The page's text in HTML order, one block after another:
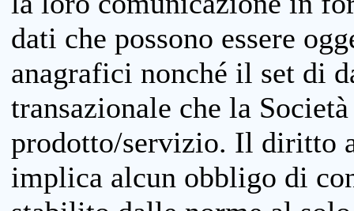
dati che possono essere
anagrafici nonché il set di
transazionale che la
prodotto/servizio. Il diritto
implica alcun obbligo di